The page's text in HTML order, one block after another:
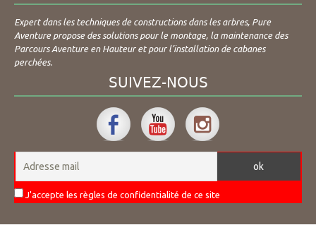
Expert dans les techniques de constructions dans les arbres, Pure
Aventure propose des solutions pour le montage, la maintenance des
Parcours Aventure en Hauteur et pour l’installation de cabanes
perchées.
SUIVEZ-NOUS
J'accepte les règles de confidentialité de ce site